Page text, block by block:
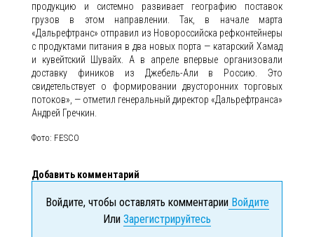
продукцию и системно развивает географию поставок
грузов в этом направлении. Так, в начале марта
«Дальрефтранс» отправил из Новороссийска рефконтейнеры
с продуктами питания в два новых порта — катарский Хамад
и кувейтский Шувайх. А в апреле впервые организовали
доставку фиников из Джебель-Али в Россию. Это
свидетельствует о формировании двусторонних торговых
потоков», — отметил генеральный директор «Дальрефтранса»
Андрей Гречкин.
Фото: FESCO
Добавить комментарий
Войдите, чтобы оставлять комментарииВойдите
Или Зарегистрируйтесь